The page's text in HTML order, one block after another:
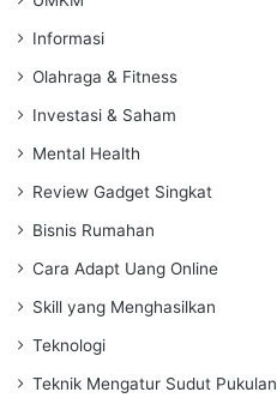
Informasi
Olahraga & Fitness
Investasi & Saham
Mental Health
Review Gadget Singkat
Bisnis Rumahan
Cara Adapt Uang Online
Skill yang Menghasilkan
Teknologi
Teknik Mengatur Sudut Pukulan